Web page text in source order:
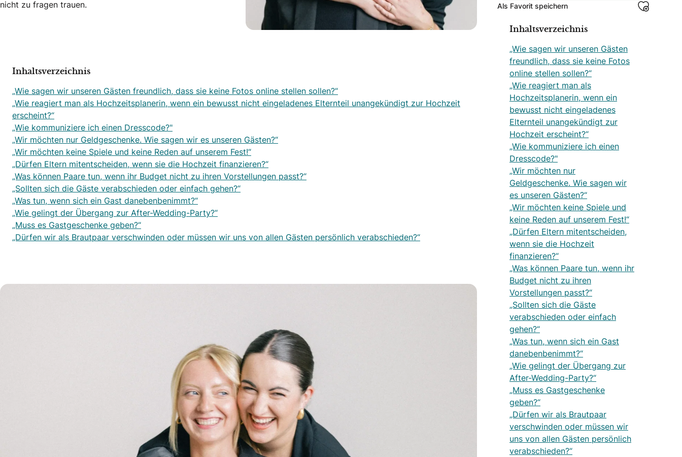
nicht zu fragen trauen.
Inhaltsverzeichnis
„Wie sagen wir unseren Gästen freundlich, dass sie keine Fotos online stellen sollen?“
„Wie reagiert man als Hochzeitsplanerin, wenn ein bewusst nicht eingeladenes Elternteil unangekündigt zur Hochzeit
erscheint?“
„Wie kommuniziere ich einen Dresscode?"
„Wir möchten nur Geldgeschenke. Wie sagen wir es unseren Gästen?“
„Wir möchten keine Spiele und keine Reden auf unserem Fest!“
„Dürfen Eltern mitentscheiden, wenn sie die Hochzeit finanzieren?“
„Was können Paare tun, wenn ihr Budget nicht zu ihren Vorstellungen passt?“
„Sollten sich die Gäste verabschieden oder einfach gehen?“
„Was tun, wenn sich ein Gast danebenbenimmt?“
„Wie gelingt der Übergang zur After-Wedding-Party?“
„Muss es Gastgeschenke geben?“
„Dürfen wir als Brautpaar verschwinden oder müssen wir uns von allen Gästen persönlich verabschieden?“
Als Favorit speichern
Inhaltsverzeichnis
„Wie sagen wir unseren Gästen
freundlich, dass sie keine Fotos
online stellen sollen?“
„Wie reagiert man als
Hochzeitsplanerin, wenn ein
bewusst nicht eingeladenes
Elternteil unangekündigt zur
Hochzeit erscheint?“
„Wie kommuniziere ich einen
Dresscode?"
„Wir möchten nur
Geldgeschenke. Wie sagen wir
es unseren Gästen?“
„Wir möchten keine Spiele und
keine Reden auf unserem Fest!“
„Dürfen Eltern mitentscheiden,
wenn sie die Hochzeit
finanzieren?“
„Was können Paare tun, wenn ihr
Budget nicht zu ihren
Vorstellungen passt?“
„Sollten sich die Gäste
verabschieden oder einfach
gehen?“
„Was tun, wenn sich ein Gast
danebenbenimmt?“
„Wie gelingt der Übergang zur
After-Wedding-Party?“
„Muss es Gastgeschenke
geben?“
„Dürfen wir als Brautpaar
verschwinden oder müssen wir
uns von allen Gästen persönlich
verabschieden?“